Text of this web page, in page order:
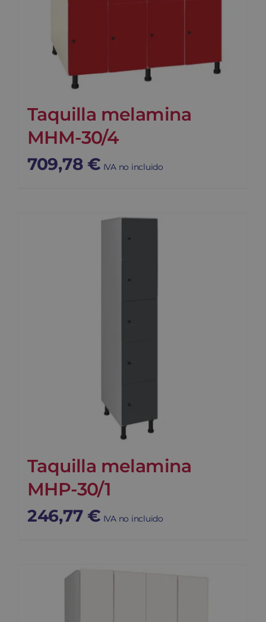
Taquilla melamina
MHM-30/4
709,78 € IVA no incluido
Taquilla melamina
MHP-30/1
246,77 € IVA no incluido